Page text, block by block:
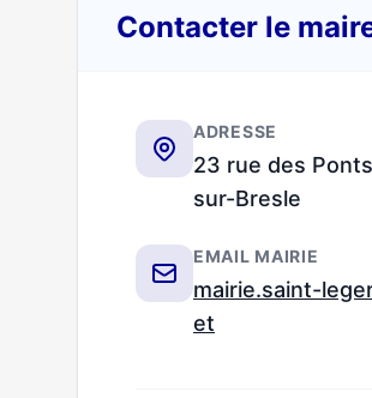
Contacter le
ADRESSE
23 rue des
sur-Bresle
EMAIL MAIRIE
mairie.saint-
et